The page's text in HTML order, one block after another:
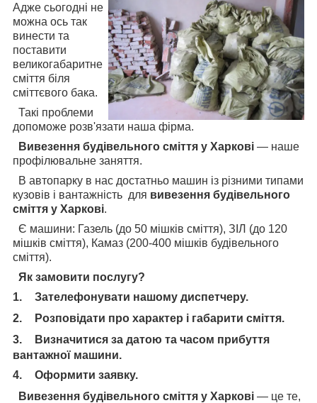
Адже сьогодні не
можна ось так
винести та
поставити
великогабаритне
сміття біля
сміттєвого бака.
Такі проблеми
допоможе розв'язати наша фірма.
Вивезення будівельного сміття у Харкові — наше
профілювальне заняття.
В автопарку в нас достатньо машин із різними типами
кузовів і вантажність для вивезення будівельного
сміття у Харкові.
Є машини: Газель (до 50 мішків сміття), ЗІЛ (до 120
мішків сміття), Камаз (200-400 мішків будівельного
сміття).
Як замовити послугу?
1.
Зателефонувати нашому диспетчеру.
2.
Розповідати про характер і габарити сміття.
3.
Визначитися за датою та часом прибуття
вантажної машини.
4.
Оформити заявку.
Вивезення будівельного сміття у Харкові — це те,